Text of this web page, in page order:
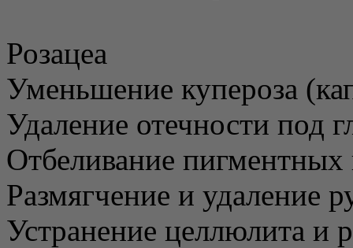
Розацеа
Уменьшение купероза
Удаление отечности под
Отбеливание пигментных
Размягчение и удаление
Устранение целлюлита и